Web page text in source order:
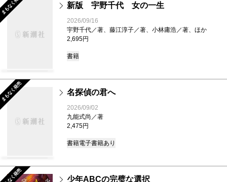
まもなく発売 新版 宇野千代 女の一生
2026/09/16
宇野千代／著、藤江淳子／著、小林庸浩／著、ほか
2,695円
書籍
まもなく発売 名探偵の君へ
2026/09/02
九能式尚／著
2,475円
書籍電子書籍あり
少年ABCの完璧な選択